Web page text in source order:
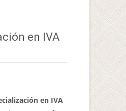
en IVA
en IVA